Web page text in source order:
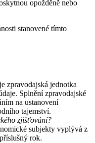
opožděně nebo
stanovené tímto
zpravodajská jednotka
Splnění zpravodajské
na ustanovení
tajemství.
zjišťování?
subjekty vyplývá z
rok.